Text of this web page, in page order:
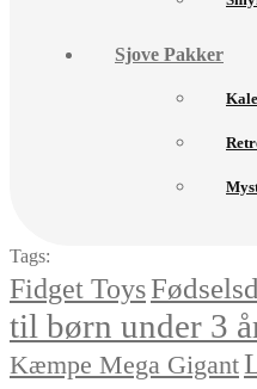
Sjove Pakker
Tags:
Fidget Toys
til børn under 3
Kæmpe Mega Gigant